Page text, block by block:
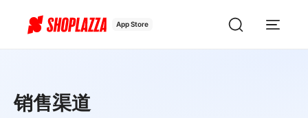
App Store
销售渠道